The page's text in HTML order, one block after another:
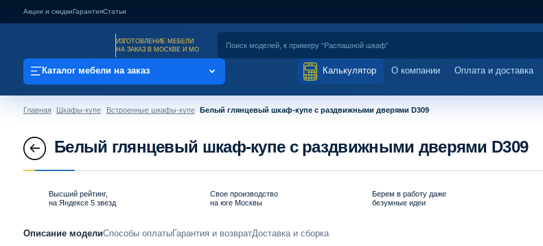
Акции и скидкиГарантияСтатьи
ИЗГОТОВЛЕНИЕ МЕБЕЛИ
НА ЗАКАЗ В МОСКВЕ И МО
Каталог мебели на заказ Калькулятор О компании Оплата и доставка
Главная Шкафы-купе Встроенные шкафы-купе Белый глянцевый шкаф-купе с раздвижными дверями D309
Белый глянцевый шкаф-купе с раздвижными дверями D309
Высший рейтинг,
на Яндексе 5 звезд
Свое производство
на юге Москвы
Берем в работу даже
безумные идеи
Описание модели Способы оплатыГарантия и возвратДоставка и сборка